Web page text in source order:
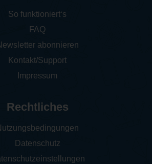
So funktioniert‘s
FAQ
abonnieren
Kontakt/Support
Impressum
Rechtliches
Datenschutz